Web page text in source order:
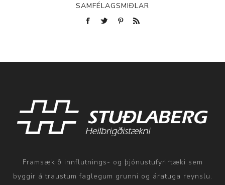
SAMFÉLAGSMIÐLAR
Framsækið innflutnings- og þjónustufyrirtæki sem
byggir á traustum faglegum grunni og áratuga reynslu.